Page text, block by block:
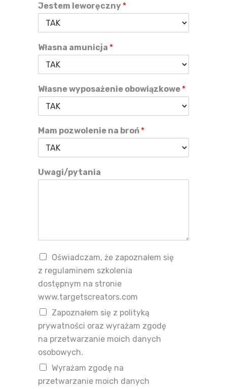
Jestem leworęczny *
Własna amunicja *
Własne wyposażenie obowiązkowe *
Mam pozwolenie na broń *
Uwagi/pytania
Oświadczam, że zapoznałem się
z regulaminem szkolenia
dostępnym na stronie
www.targetscreators.com
Zapoznałem się z polityką
prywatności oraz wyrażam zgodę
na przetwarzanie moich danych
osobowych.
Wyrażam zgodę na
przetwarzanie moich danych